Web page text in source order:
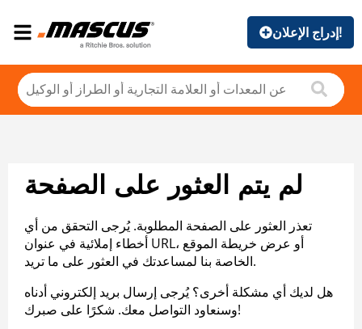
إدراج الإعلان!
لم يتم العثور على الصفحة
تعذر العثور على الصفحة المطلوبة. يُرجى التحقق من أي
أخطاء إملائية في عنوان URL، أو عرض خريطة الموقع
الخاصة بنا لمساعدتك في العثور على ما تريد.
هل لديك أي مشكلة أخرى؟ يُرجى إرسال بريد إلكتروني أدناه
وسنعاود التواصل معك. شكرًا على صبرك!